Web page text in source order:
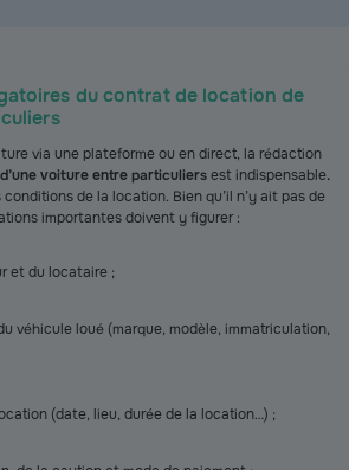
du contrat de location de
via une plateforme ou en direct, la rédaction
voiture entre particuliersest indispensable.
de la location. Bien qu’il n’y ait pas de
importantes doivent y figurer :
et du locataire ;
véhicule loué (marque, modèle, immatriculation,
(date, lieu, durée de la location…) ;